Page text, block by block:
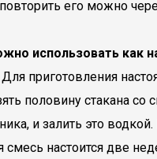
его можно
использовать как
Для приготовления
половину стакана со
и залить это водкой.
смесь настоится две